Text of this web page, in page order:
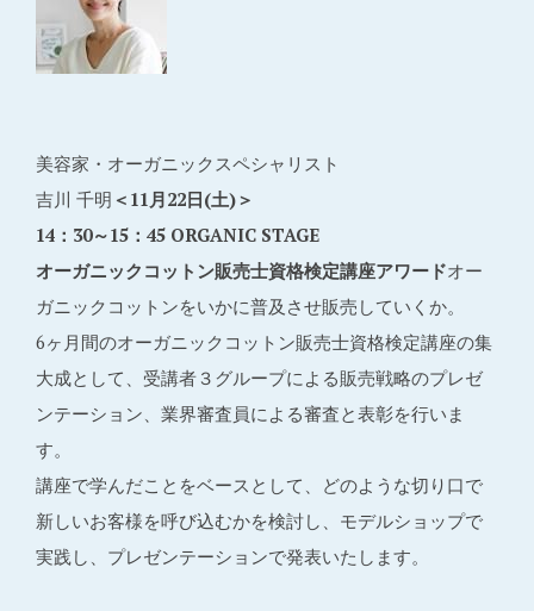
美容家・オーガニックスペシャリスト
吉川 千明 ＜11月22日(土)＞
14：30～15：45 ORGANIC STAGE
オーガニックコットン販売士資格検定講座アワードオー
ガニックコットンをいかに普及させ販売していくか。
6ヶ月間のオーガニックコットン販売士資格検定講座の集
大成として、受講者３グループによる販売戦略のプレゼ
ンテーション、業界審査員による審査と表彰を行いま
す。
講座で学んだことをベースとして、どのような切り口で
新しいお客様を呼び込むかを検討し、モデルショップで
実践し、プレゼンテーションで発表いたします。